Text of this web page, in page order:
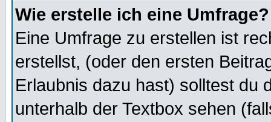
Wie erstelle ich eine Umfrage?
Eine Umfrage zu erstellen ist
erstellst, (oder den ersten
Erlaubnis dazu hast) solltest du
unterhalb der Textbox sehen